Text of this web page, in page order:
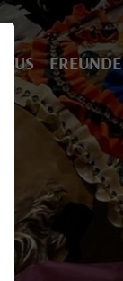
FREUNDE